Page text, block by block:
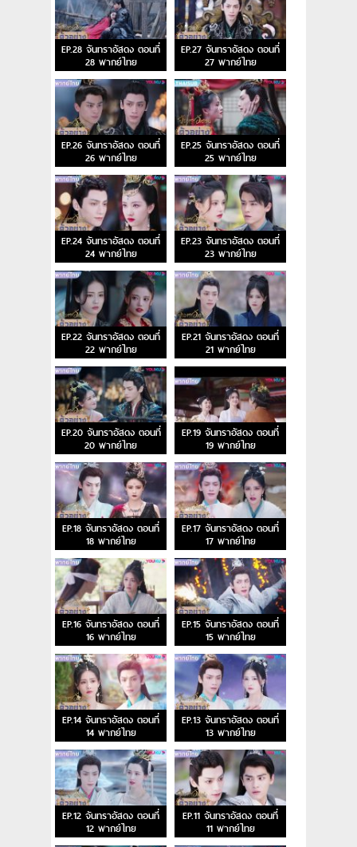
EP.28 จันทราอัสดง ตอนที่
28 พากย์ไทย
EP.27 จันทราอัสดง ตอนที่
27 พากย์ไทย
EP.26 จันทราอัสดง ตอนที่
26 พากย์ไทย
EP.25 จันทราอัสดง ตอนที่
25 พากย์ไทย
EP.24 จันทราอัสดง ตอนที่
24 พากย์ไทย
EP.23 จันทราอัสดง ตอนที่
23 พากย์ไทย
EP.22 จันทราอัสดง ตอนที่
22 พากย์ไทย
EP.21 จันทราอัสดง ตอนที่
21 พากย์ไทย
EP.20 จันทราอัสดง ตอนที่
20 พากย์ไทย
EP.19 จันทราอัสดง ตอนที่
19 พากย์ไทย
EP.18 จันทราอัสดง ตอนที่
18 พากย์ไทย
EP.17 จันทราอัสดง ตอนที่
17 พากย์ไทย
EP.16 จันทราอัสดง ตอนที่
16 พากย์ไทย
EP.15 จันทราอัสดง ตอนที่
15 พากย์ไทย
EP.14 จันทราอัสดง ตอนที่
14 พากย์ไทย
EP.13 จันทราอัสดง ตอนที่
13 พากย์ไทย
EP.12 จันทราอัสดง ตอนที่
12 พากย์ไทย
EP.11 จันทราอัสดง ตอนที่
11 พากย์ไทย